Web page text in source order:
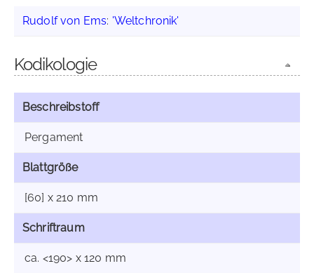
Rudolf von Ems: 'Weltchronik'
Kodikologie
Beschreibstoff
Pergament
Blattgröße
[60] x 210 mm
Schriftraum
ca. <190> x 120 mm